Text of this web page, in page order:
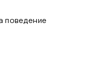
поведение